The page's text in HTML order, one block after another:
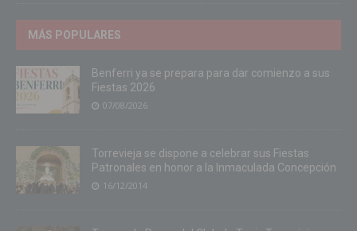
MÁS POPULARES
Benferri ya se prepara para dar comienzo a sus
Fiestas 2026
07/08/2026
Torrevieja se dispone a celebrar sus Fiestas
Patronales en honor a la Inmaculada Concepción
16/12/2014